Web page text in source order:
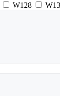
W128